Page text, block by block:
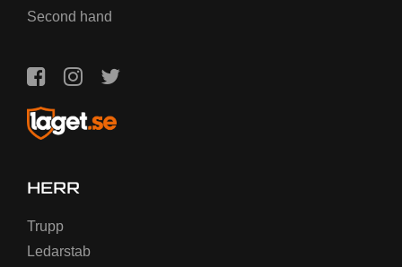
Second hand
HERR
Trupp
Ledarstab